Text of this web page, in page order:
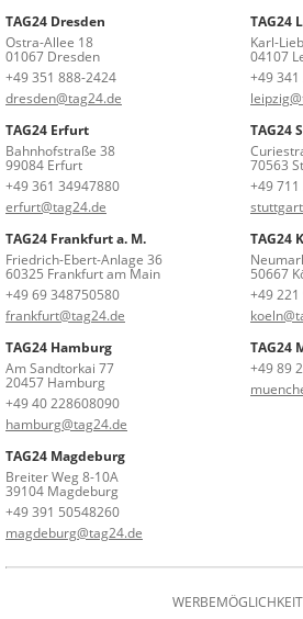
TAG24 Dresden
Ostra-Allee 18
01067 Dresden
+49 351 888-2424
dresden@tag24.de
TAG24
Karl-
04107
+49
TAG24 Erfurt
Bahnhofstraße 38
99084 Erfurt
+49 361 34947880
erfurt@tag24.de
TAG24
70563
+49
TAG24 Frankfurt a. M.
Friedrich-Ebert-Anlage 36
60325 Frankfurt am Main
+49 69 348750580
frankfurt@tag24.de
TAG24
50667
+49
TAG24 Hamburg
Am Sandtorkai 77
20457 Hamburg
+49 40 228608090
hamburg@tag24.de
TAG24
+49 89
TAG24 Magdeburg
Breiter Weg 8-10A
39104 Magdeburg
+49 391 50548260
magdeburg@tag24.de